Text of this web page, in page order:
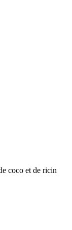
coco et de ricin